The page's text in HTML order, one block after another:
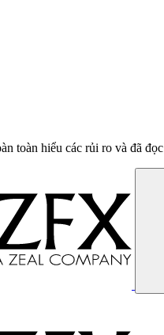
toàn hiểu các rủi ro và đã đọc